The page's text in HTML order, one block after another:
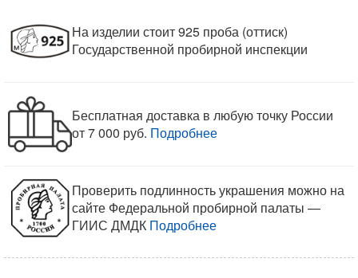
На изделии стоит 925 проба (оттиск)
Государственной пробирной инспекции
Бесплатная доставка в любую точку России
от 7 000 руб. Подробнее
Проверить подлинность украшения можно на
сайте Федеральной пробирной палаты —
ГИИС ДМДК Подробнее